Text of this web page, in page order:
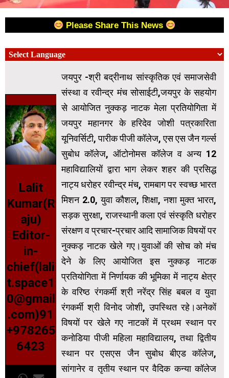
Please Share This News
Lalit
Kumar(R
aju)
Editor-
in-
chief(lali
t.space1
0@gmail
.com)91
+978265
6423
जयपुर -श्री बद्रीनाथ सांस्कृतिक एवं समाजसेवी
संस्था व रवीन्द्र मंच सोसाईटी,जयपुर के सहयोग
से आयोजित नुक्कड़ नाटक मेला प्रतियोगिता में
जयपुर महानगर के हरिदेव जोशी पत्रकारिता
यूनिवर्सिटी, पारीक पीजी कॉलेज, एस एस जैन गर्ल्स
सुबोध कॉलेज, ऑटोनोमस कॉलेज व अन्य 12
महाविद्यालियों द्वारा भाग लेकर शहर की प्रसिद्ध
नाट्य धरोहर रवीन्द्र मंच, रामबाग पर स्वच्छ भारत
मिशन 2.0, युवा कौशल, शिक्षा, नशा मुक्त भारत,
सड़क सुरक्षा, राजस्थानी कला एवं संस्कृति धरोहर
संरक्षण व प्रचार-प्रचार आदि सामाजिक विषयों पर
नुक्कड़ नाटक खेले गए।युवाओं की सोच को मंच
देने के लिए आयोजित इस नुक्कड़ नाटक
प्रतियोगिता में निर्णायक की भूमिका में नाट्य क्षेत्र
के वरिष्ठ रंगकर्मी श्री नरेंद्र सिंह बबल व युवा
रंगकर्मी श्री विनोद जोशी, उपस्थित रहे।अनेकों
विषयों पर खेले गए नाटकों में प्रथम स्थान पर
कनोडिया पीजी महिला महाविद्यालय, तथा द्वितीय
स्थान पर एसएस जैन सुबोध बीएड कॉलेज,
सांगानेर व तृतीय स्थान पर वैदिक कन्या कॉलेज